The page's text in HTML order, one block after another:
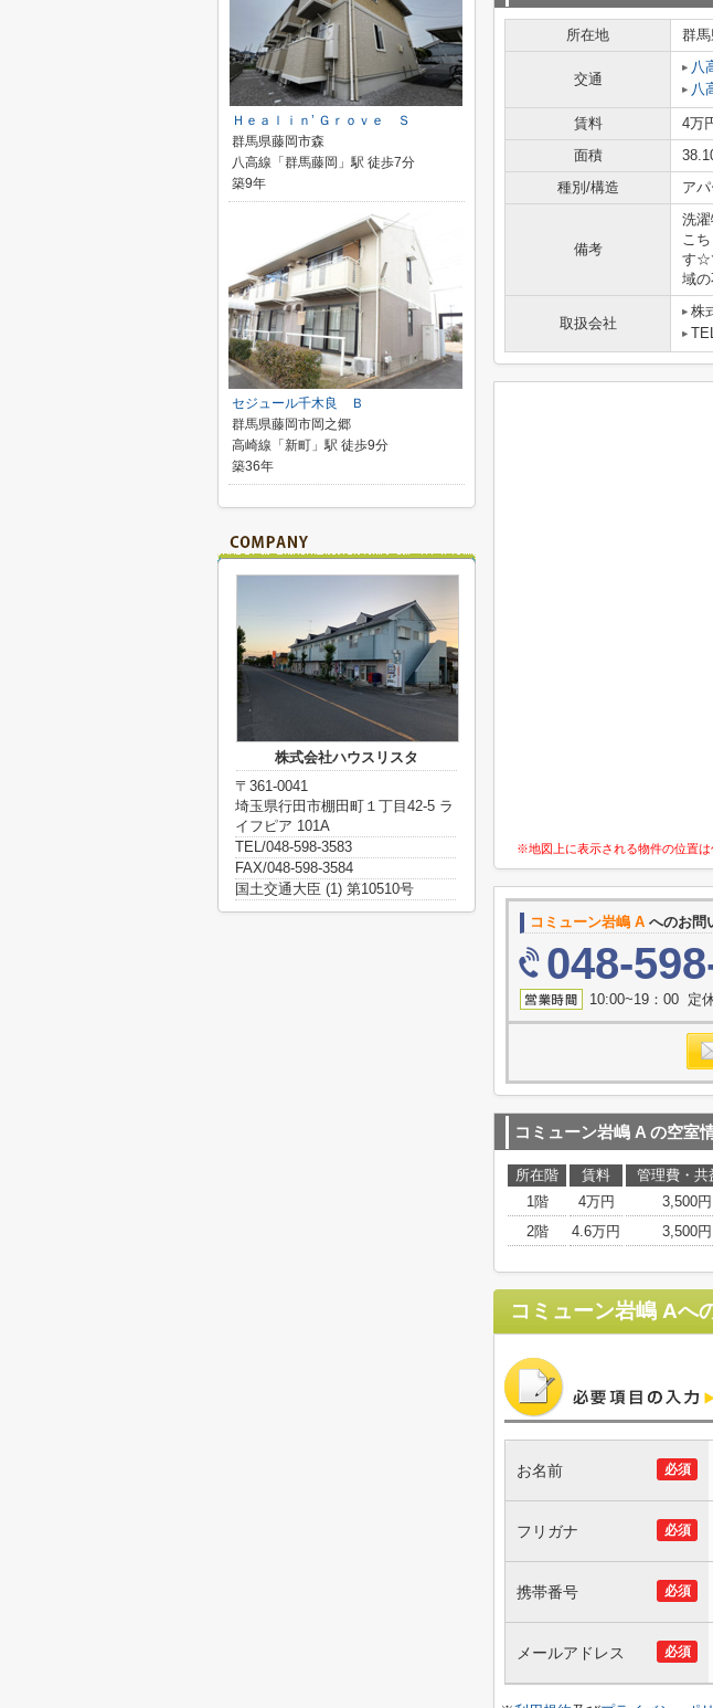
所在地 群
交通
八
八
賃料 4万
面積
種別/構造
ア
備考
洗
こ
す☆
域
取扱会社
株
※地図上に表示される物件の位置は
コミューン岩嶋 A へのお問
048-
10:00~19：00 定
コミューン岩嶋 A の空室
所在階 賃料 管理費・共
1階
4万円 3,500円
2階
4.6万円 3,500円
コミューン岩嶋 Aへ
必須
お名前
必須
フリガナ
必須
携帯番号
必須
メールアドレス
Ｈｅａｌｉｎ’ Ｇｒｏｖｅ Ｓ
群馬県藤岡市森
八高線「群馬藤岡」駅 徒歩7分
築9年
セジュール千木良 Ｂ
群馬県藤岡市岡之郷
高崎線「新町」駅 徒歩9分
築36年
株式会社ハウスリスタ
〒361-0041
埼玉県行田市棚田町１丁目42-5 ラ
イフピア 101A
TEL/048-598-3583
FAX/048-598-3584
国土交通大臣 (1) 第10510号